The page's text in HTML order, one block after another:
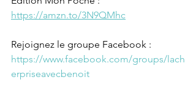
https://amzn.to/3N9QMhc
Rejoignez le groupe Facebook :
https://www.facebook.com/groups/lach
erpriseavecbenoit